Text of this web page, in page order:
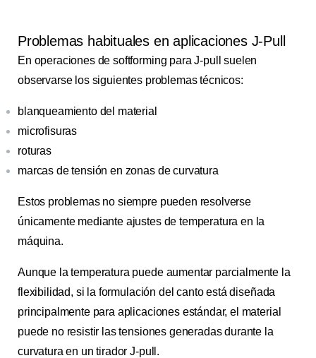
Problemas habituales en aplicaciones J-Pull
En operaciones de softforming para J-pull suelen
observarse los siguientes problemas técnicos:
blanqueamiento del material
microfisuras
roturas
marcas de tensión en zonas de curvatura
Estos problemas no siempre pueden resolverse
únicamente mediante ajustes de temperatura en la
máquina.
Aunque la temperatura puede aumentar parcialmente la
flexibilidad, si la formulación del canto está diseñada
principalmente para aplicaciones estándar, el material
puede no resistir las tensiones generadas durante la
curvatura en un tirador J-pull.